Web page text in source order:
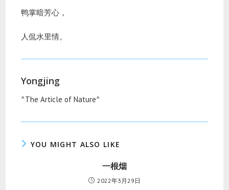
鸭掌暗芳心，
人侃水里情。
Yongjing
^The Article of Nature^
YOU MIGHT ALSO LIKE
一根烟
2022年3月29日